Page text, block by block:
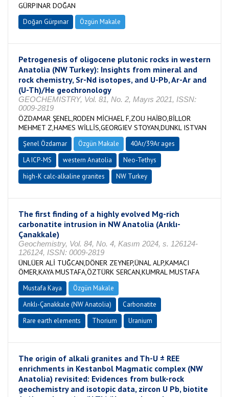
GÜRPINAR DOĞAN
Doğan Gürpınar Özgün Makale
Petrogenesis of oligocene plutonic rocks in western
Anatolia (NW Turkey): Insights from mineral and
rock chemistry, Sr-Nd isotopes, and U-Pb, Ar-Ar and
(U-Th)/He geochronology
GEOCHEMISTRY, Vol. 81, No. 2, Mayıs 2021, ISSN:
0009-2819
ÖZDAMAR ŞENEL,RODEN MİCHAEL F,ZOU HAİBO,BİLLOR
MEHMET Z,HAMES WİLLİS,GEORGIEV STOYAN,DUNKL ISTVAN
Şenel Özdamar Özgün Makale
40Ar/39Ar ages
LA ICP-MS
western Anatolia
Neo-Tethys
high-K calc-alkaline granites
NW Turkey
The first finding of a highly evolved Mg-rich
carbonatite intrusion in NW Anatolia (Arıklı-
Çanakkale)
Geochemistry, Vol. 84, No. 4, Kasım 2024, s. 126124-
126124, ISSN: 0009-2819
ÜNLÜER ALİ TUĞCAN,DÖNER ZEYNEP,ÜNAL ALP,KAMACI
ÖMER,KAYA MUSTAFA,ÖZTÜRK SERCAN,KUMRAL MUSTAFA
Mustafa Kaya
Özgün Makale
Arıklı-Çanakkale (NW Anatolia)
Carbonatite
Rare earth elements
Thorium Uranium
The origin of alkali granites and Th-U ± REE
enrichments in Kestanbol Magmatic complex (NW
Anatolia) revisited: Evidences from bulk-rock
geochemistry and isotopic data, zircon U Pb, biotite